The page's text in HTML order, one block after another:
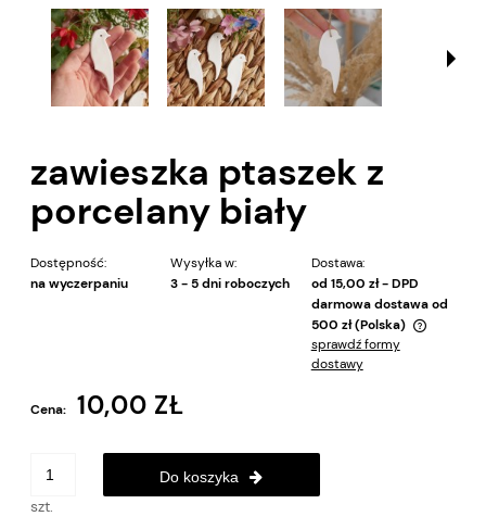
zawieszka ptaszek z
porcelany biały
Dostępność:
na wyczerpaniu
Wysyłka w:
3 - 5 dni roboczych
Dostawa:
od 15,00 zł - DPD
darmowa dostawa od
500 zł(Polska)
Cena nie zawiera ewentualnych kosztów płatności
sprawdź formy
dostawy
Cena: 10,00 ZŁ
szt.
Do koszyka